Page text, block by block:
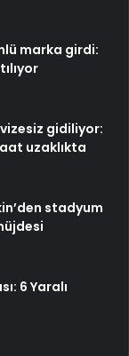
marka girdi:
gidiliyor:
uzaklıkta
stadyum
6 Yaralı